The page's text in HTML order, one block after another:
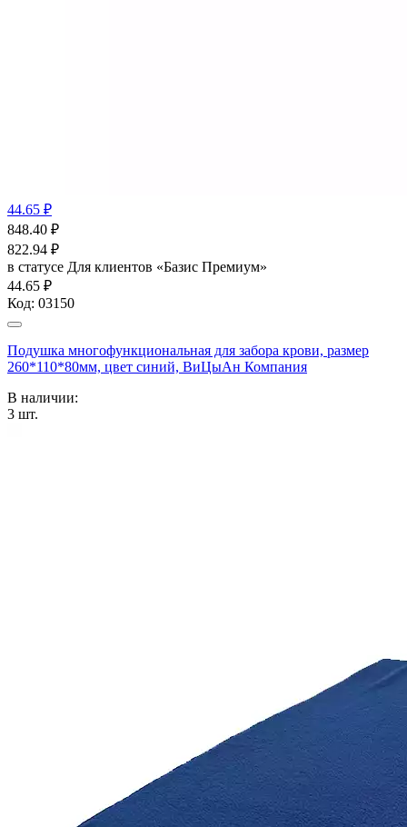
44.65 ₽
848.40 ₽
822.94 ₽
в статусе Для клиентов «Базис Премиум»
44.65 ₽
Код: 03150
Подушка многофункциональная для забора крови, размер
260*110*80мм, цвет синий, ВиЦыАн Компания
В наличии:
3 шт.